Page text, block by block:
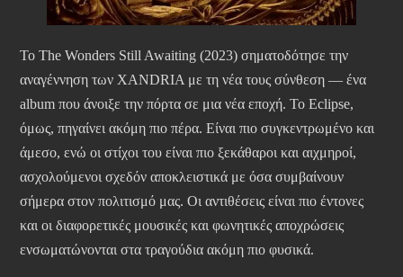
Το The Wonders Still Awaiting (2023) σηματοδότησε την
αναγέννηση των XANDRIA με τη νέα τους σύνθεση — ένα
album που άνοιξε την πόρτα σε μια νέα εποχή. Το Eclipse,
όμως, πηγαίνει ακόμη πιο πέρα. Είναι πιο συγκεντρωμένο και
άμεσο, ενώ οι στίχοι του είναι πιο ξεκάθαροι και αιχμηροί,
ασχολούμενοι σχεδόν αποκλειστικά με όσα συμβαίνουν
σήμερα στον πολιτισμό μας. Οι αντιθέσεις είναι πιο έντονες
και οι διαφορετικές μουσικές και φωνητικές αποχρώσεις
ενσωματώνονται στα τραγούδια ακόμη πιο φυσικά.